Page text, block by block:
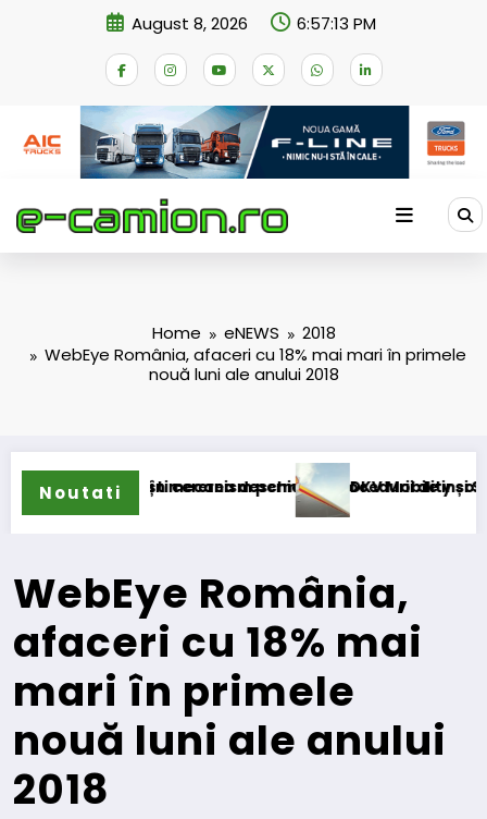
August 8, 2026 6:57:13 PM
Home eNEWS
2018
WebEye România, afaceri cu 18% mai mari în primele
nouă luni ale anului 2018
Noutatipermanent
deschiderii procedurii de insolvență
DKV Mobility și Shell își extind
WebEye România,
afaceri cu 18% mai
mari în primele
nouă luni ale anului
2018